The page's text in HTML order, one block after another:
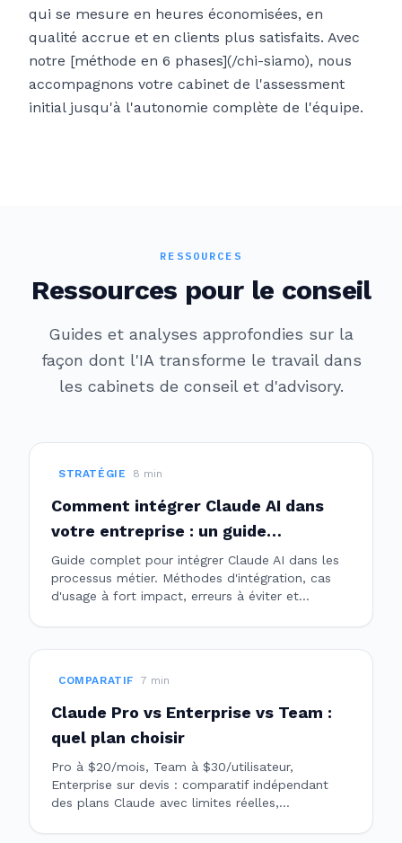
qui se mesure en heures économisées, en
qualité accrue et en clients plus satisfaits. Avec
notre [méthode en 6 phases](/chi-siamo), nous
accompagnons votre cabinet de l'assessment
initial jusqu'à l'autonomie complète de l'équipe.
RESSOURCES
Ressources pour le conseil
Guides et analyses approfondies sur la
façon dont l'IA transforme le travail dans
les cabinets de conseil et d'advisory.
STRATÉGIE 8 min
Comment intégrer Claude AI dans
votre entreprise : un guide
stratégique
Guide complet pour intégrer Claude AI dans les
processus métier. Méthodes d'intégration, cas
d'usage à fort impact, erreurs à éviter et
COMPARATIF 7 min
Claude Pro vs Enterprise vs Team :
quel plan choisir
Pro à $20/mois, Team à $30/utilisateur,
Enterprise sur devis : comparatif indépendant
des plans Claude avec limites réelles,